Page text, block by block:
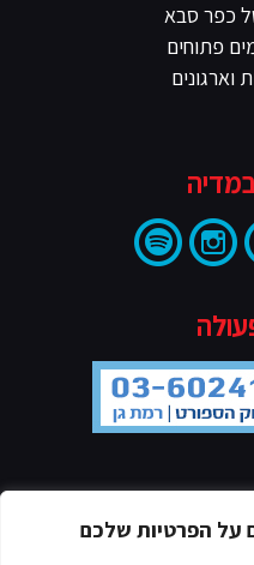
על הפרטיות שלכם
כפר סבא
פתוחים
וארגונים